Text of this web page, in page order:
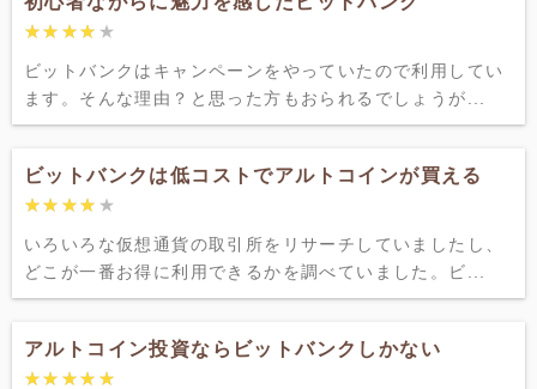
★★★★★
★★★★★
ビットバンクはキャンペーンをやっていたので利用してい
ます。そんな理由？と思った方もおられるでしょうが...
ビットバンクは低コストでアルトコインが買える
★★★★★
★★★★★
いろいろな仮想通貨の取引所をリサーチしていましたし、
どこが一番お得に利用できるかを調べていました。ビ...
アルトコイン投資ならビットバンクしかない
★★★★★
★★★★★